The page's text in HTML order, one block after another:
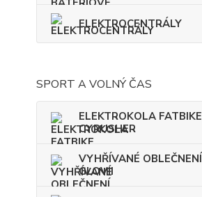
ELEKTROCENTRÁLY
SPORT A VOLNÝ ČAS
ELEKTROKOLA FATBIKE
CYRUSHER
VYHŘÍVANÉ OBLEČNENÍ
GLOVII